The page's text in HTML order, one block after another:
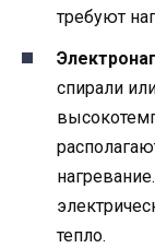
требуют
спирали
тепло.